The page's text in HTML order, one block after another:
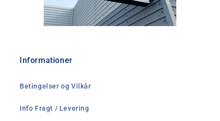
Informationer
Betingelser og Vilkår
Info Fragt / Levering